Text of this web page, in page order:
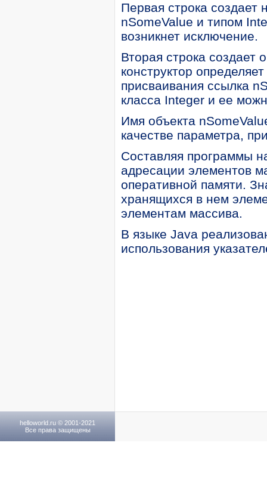
Первая строка
nSomeValue и типом
возникнет исключение.
Вторая строка создает
конструктор
присваивания ссылка
класса Integer и ее
Имя объекта
качестве параметра,
Составляя программы
адресации элементов
оперативной памяти.
хранящихся в нем
элементам массива.
В языке Java
использования
helloworld.ru © 2001-2021
Все права защищены